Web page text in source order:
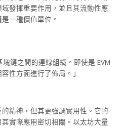
發揮重要作用，並且其流動性應
一種價值單位。
塊鏈之間的連線組織。即使是 EVM
性方面進行了佈局。」
精神，但其更強調實用性。它的
實際應用密切相關。以太坊大量